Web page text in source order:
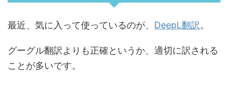
最近、気に入って使っているのが、 DeepL翻訳。
グーグル翻訳よりも正確というか、適切に訳される
ことが多いです。